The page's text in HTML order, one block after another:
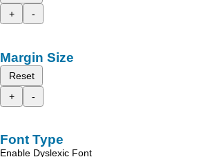
+
-
Margin Size
Reset
+
-
Font Type
Enable Dyslexic Font